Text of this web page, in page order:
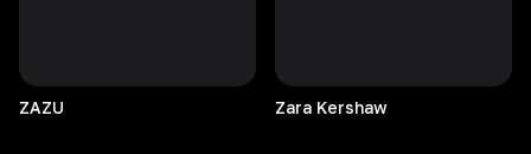
ZAZU Zara Kershaw